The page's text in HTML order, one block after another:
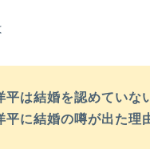
平は結婚を認めていな
平に結婚の噂が出た理